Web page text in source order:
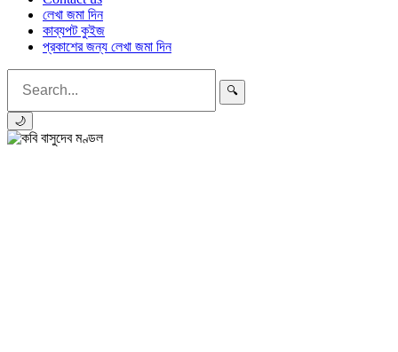
লেখা জমা দিন
কাব্যপট কুইজ
প্রকাশের জন্য লেখা জমা দিন
🔍
🌙